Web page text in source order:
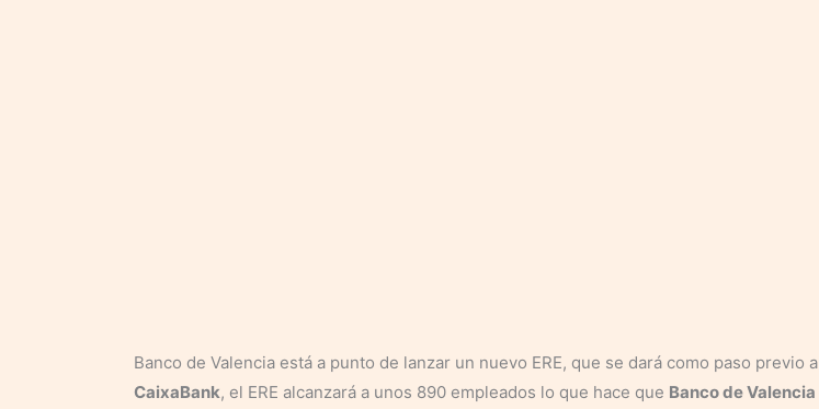
Banco de Valencia está a punto de lanzar un nuevo ERE, que se dará como paso previo a
CaixaBank, el ERE alcanzará a unos 890 empleados lo que hace que Banco de Valencia